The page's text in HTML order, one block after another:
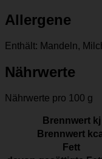
Allergene
Enthält: Mandeln,
Nährwerte
Nährwerte pro 100 g
Brennwert kj
Brennwert
Fett